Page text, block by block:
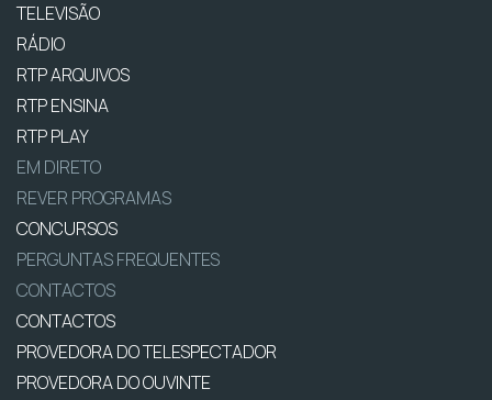
TELEVISÃO
RÁDIO
RTP ARQUIVOS
RTP ENSINA
RTP PLAY
EM DIRETO
REVER PROGRAMAS
CONCURSOS
PERGUNTAS FREQUENTES
CONTACTOS
CONTACTOS
PROVEDORA DO TELESPECTADOR
PROVEDORA DO OUVINTE